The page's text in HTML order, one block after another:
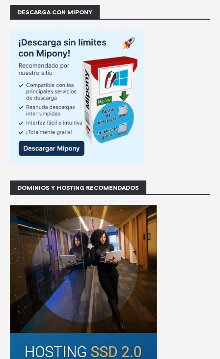
DESCARGA CON MIPONY
DOMINIOS Y HOSTING RECOMENDADOS